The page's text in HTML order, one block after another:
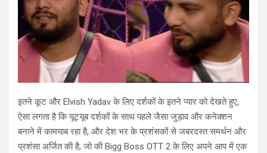
इतने कूट और Elvish Yadav के लिए दर्शकों के इतने प्यार को देखते हुए,
ऐसा लगता है कि यूट्यूब दर्शकों के साथ पहले जैसा जुड़ाव और कनेक्शन
बनाने में कामयाब रहा है, और देश भर के प्रशंसकों से जबरदस्त समर्थन और
प्रशंसा अर्जित की है, जो की Bigg Boss OTT 2 के लिए अपने आप में एक